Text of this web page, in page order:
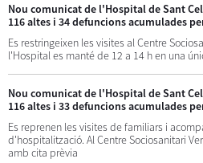
Nou comunicat de l'Hospital de Sant
116 altes i 34 defuncions acumulades
Es restringeixen les visites al Centre
l'Hospital es manté de 12 a 14 h en una
Nou comunicat de l'Hospital de Sant
116 altes i 33 defuncions acumulades
Es reprenen les visites de familiars i
d'hospitalització. Al Centre Sociosanitari
amb cita prèvia